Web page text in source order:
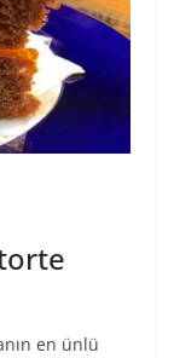
en ünlü